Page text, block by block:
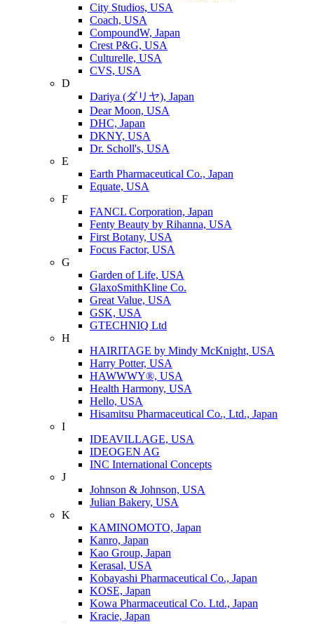
City Studios, USA
Coach, USA
CompoundW, Japan
Crest P&G, USA
Culturelle, USA
CVS, USA
D
Dariya (ダリヤ), Japan
Dear Moon, USA
DHC, Japan
DKNY, USA
Dr. Scholl's, USA
E
Earth Pharmaceutical Co., Japan
Equate, USA
F
FANCL Corporation, Japan
Fenty Beauty by Rihanna, USA
First Botany, USA
Focus Factor, USA
G
Garden of Life, USA
GlaxoSmithKline Co.
Great Value, USA
GSK, USA
GTECHNIQ Ltd
H
HAIRITAGE by Mindy McKnight, USA
Harry Potter, USA
HAWWWY®, USA
Health Harmony, USA
Hello, USA
Hisamitsu Pharmaceutical Co., Ltd., Japan
I
IDEAVILLAGE, USA
IDEOGEN AG
INC International Concepts
J
Johnson & Johnson, USA
Julian Bakery, USA
K
KAMINOMOTO, Japan
Kanro, Japan
Kao Group, Japan
Kerasal, USA
Kobayashi Pharmaceutical Co., Japan
KOSE, Japan
Kowa Pharmaceutical Co. Ltd., Japan
Kracie, Japan